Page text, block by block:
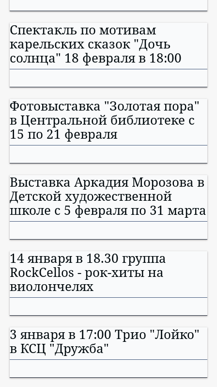
Спектакль по мотивам
карельских сказок "Дочь
солнца" 18 февраля в 18:00
Фотовыставка "Золотая пора"
в Центральной библиотеке с
15 по 21 февраля
Выставка Аркадия Морозова в
Детской художественной
школе с 5 февраля по 31 марта
14 января в 18.30 группа
RockCellos - рок-хиты на
виолончелях
3 января в 17:00 Трио "Лойко"
в КСЦ "Дружба"